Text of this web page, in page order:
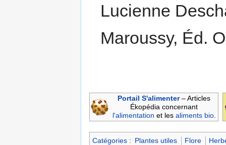
Lucienne
Maroussy, Éd.
Portail S'alimenter– Articles
Ékopédia concernant
l'alimentation et les aliments bio
Catégories : Plantes utiles Flore